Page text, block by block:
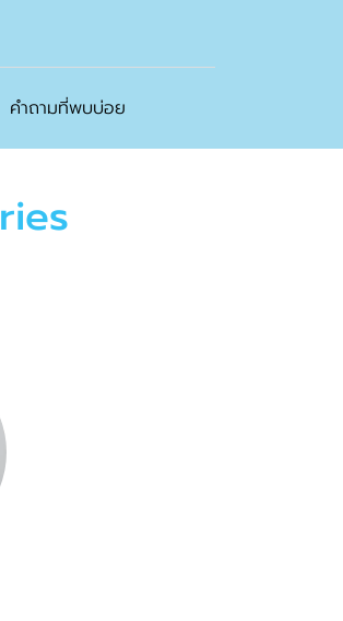
คำถามที่พบบ่อย
ries